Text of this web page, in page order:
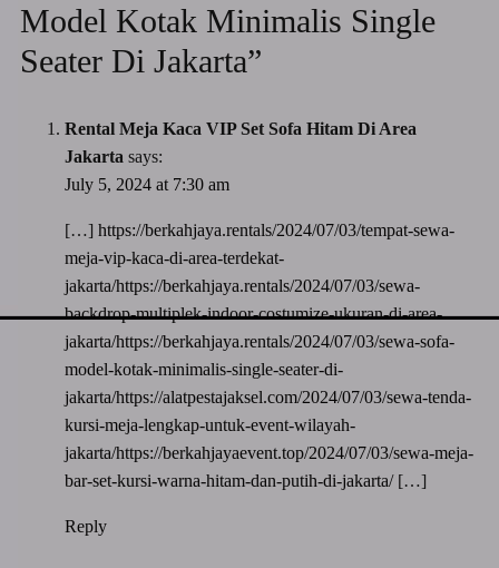
Model Kotak Minimalis Single
Seater Di Jakarta”
Rental Meja Kaca VIP Set Sofa Hitam Di Area
Jakarta says:
July 5, 2024 at 7:30 am
[…] https://berkahjaya.rentals/2024/07/03/tempat-sewa-
meja-vip-kaca-di-area-terdekat-
jakarta/https://berkahjaya.rentals/2024/07/03/sewa-
backdrop-multiplek-indoor-costumize-ukuran-di-area-
jakarta/https://berkahjaya.rentals/2024/07/03/sewa-sofa-
model-kotak-minimalis-single-seater-di-
jakarta/https://alatpestajaksel.com/2024/07/03/sewa-tenda-
kursi-meja-lengkap-untuk-event-wilayah-
jakarta/https://berkahjayaevent.top/2024/07/03/sewa-meja-
bar-set-kursi-warna-hitam-dan-putih-di-jakarta/[…]
Reply